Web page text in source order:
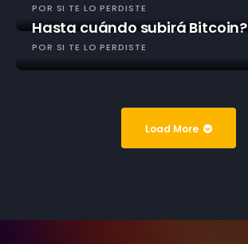
POR SI TE LO PERDISTE
Hasta cuándo subirá Bitcoin?
POR SI TE LO PERDISTE
Load More